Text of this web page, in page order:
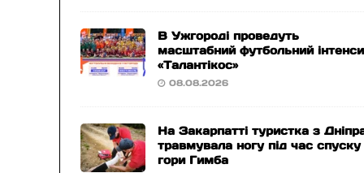
В Ужгороді проведуть
масштабний футбольний
«Талантікос»
08.08.2026
На Закарпатті туристка з
травмувала ногу під час спуску
гори Гимба